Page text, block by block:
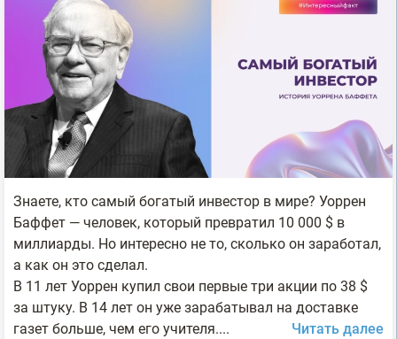
Знаете, кто самый богатый инвестор в мире? Уоррен
Баффет — человек, который превратил 10 000 $ в
миллиарды. Но интересно не то, сколько он заработал,
а как он это сделал.
В 11 лет Уоррен купил свои первые три акции по 38 $
за штуку. В 14 лет он уже зарабатывал на доставке
газет больше, чем его учителя....
Читать далее